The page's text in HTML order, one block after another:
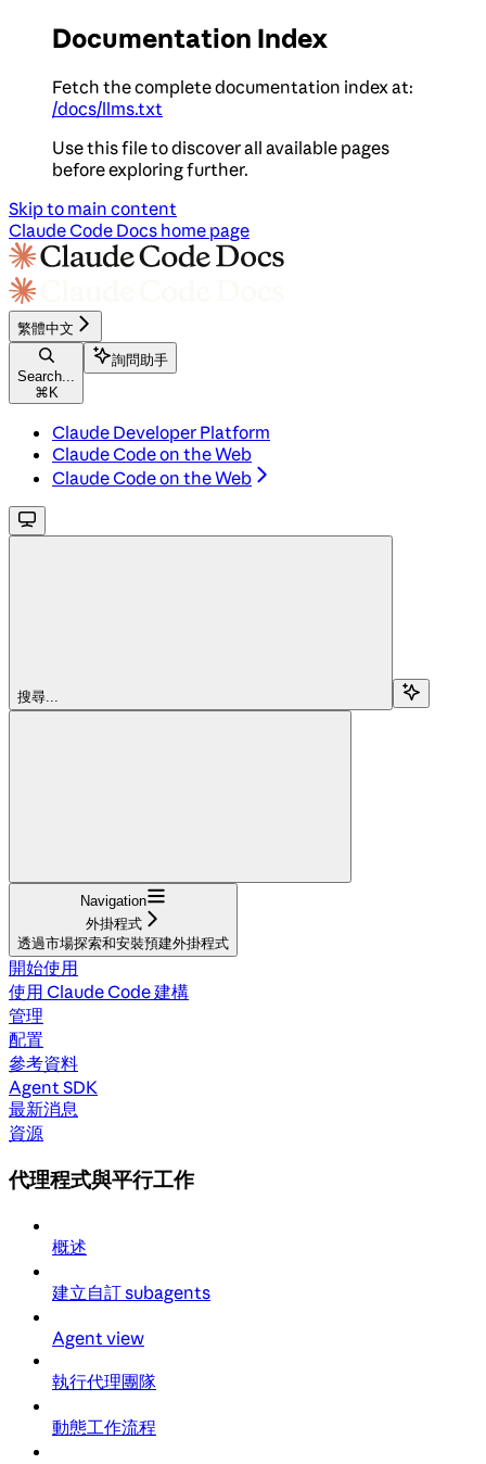
Documentation Index
Fetch the complete documentation index at:
/docs/llms.txt
Use this file to discover all available pages
before exploring further.
Skip to main content
Claude Code Docs home page
繁體中文
Search...
⌘ K
詢問助手
Claude Developer Platform
Claude Code on the Web
Claude Code on the Web
搜尋...
Navigation
外掛程式
透過市場探索和安裝預建外掛程式
開始使用
使用 Claude Code 建構
管理
配置
參考資料
Agent SDK
最新消息
資源
代理程式與平行工作
概述
建立自訂 subagents
Agent view
執行代理團隊
動態工作流程